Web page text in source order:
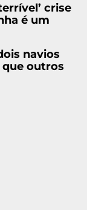
crise
é um
navios
outros